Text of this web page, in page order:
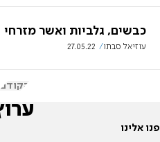
כבשים, גלביות ואשר מזרחי
עוזיאל סבתו 27.05.22
הקודם
פנו אלינו